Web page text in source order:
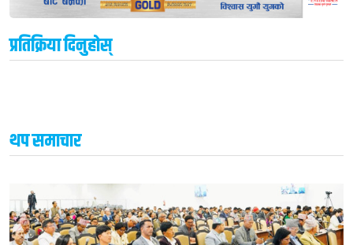
प्रतिक्रिया दिनुहोस्
थप समाचार